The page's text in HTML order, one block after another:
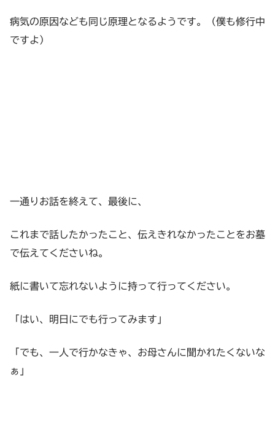
病気の原因なども同じ原理となるようです。（僕も修行中
ですよ）
一通りお話を終えて、最後に、
これまで話したかったこと、伝えきれなかったことをお墓
で伝えてくださいね。
紙に書いて忘れないように持って行ってください。
「はい、明日にでも行ってみます」
「でも、一人で行かなきゃ、お母さんに聞かれたくないな
ぁ」